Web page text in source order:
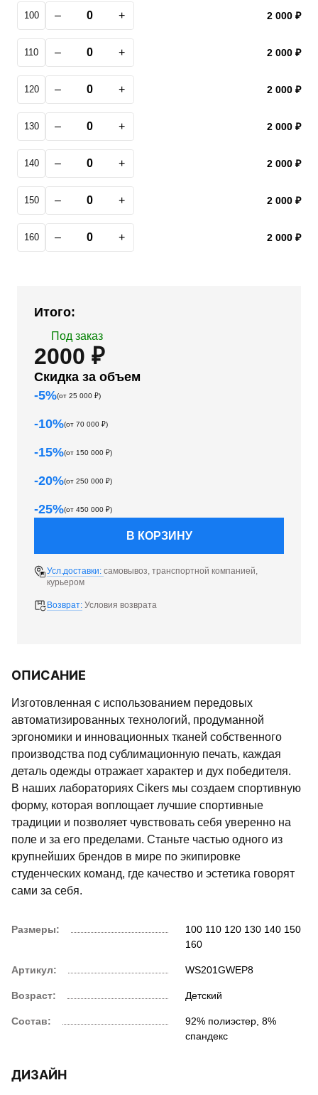
100 – + 2 000 ₽
110 – + 2 000 ₽
120 – + 2 000 ₽
130 – + 2 000 ₽
140 – + 2 000 ₽
150 – + 2 000 ₽
160 – + 2 000 ₽
Итого:
Под заказ
2000 ₽
Скидка за объем
-5%(от 25 000 ₽)
-10%(от 70 000 ₽)
-15%(от 150 000 ₽)
-20%(от 250 000 ₽)
-25%(от 450 000 ₽)
В КОРЗИНУ
Усл.доставки: самовывоз, транспортной компанией,
курьером
Возврат: Условия возврата
ОПИСАНИЕ
Изготовленная с использованием передовых
автоматизированных технологий, продуманной
эргономики и инновационных тканей собственного
производства под сублимационную печать, каждая
деталь одежды отражает характер и дух победителя.
В наших лабораториях Cikers мы создаем спортивную
форму, которая воплощает лучшие спортивные
традиции и позволяет чувствовать себя уверенно на
поле и за его пределами. Станьте частью одного из
крупнейших брендов в мире по экипировке
студенческих команд, где качество и эстетика говорят
сами за себя.
Размеры: 100110120130140150
160
Артикул: WS201GWEP8
Возраст: Детский
Состав:
92% полиэстер, 8%
спандекс
ДИЗАЙН